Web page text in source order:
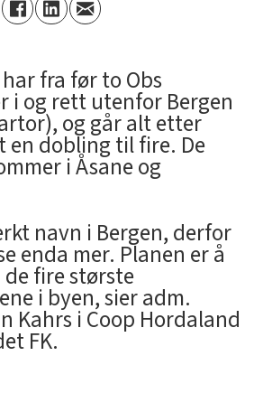
fra før to Obs
i og rett utenfor Bergen
og går alt etter
en dobling til fire. De
i Åsane og
navn i Bergen, derfor
enda mer. Planen er å
fire største
i byen, sier adm.
Kahrs i Coop Hordaland
FK.